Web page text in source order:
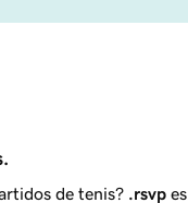
de tenis? .rsvp es